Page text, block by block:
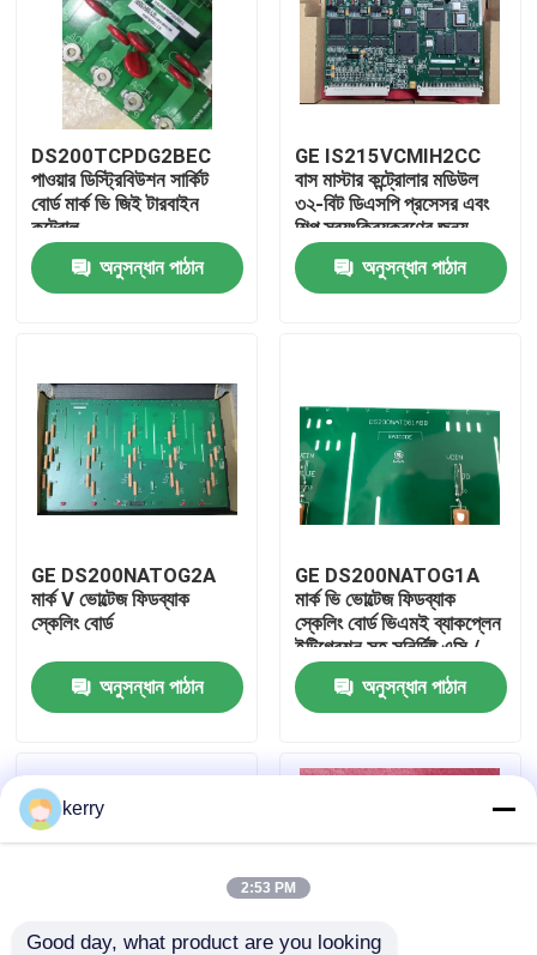
ভিডিও
আমাদের সম্পর্কে
কারখানা ভ্রমণ
মান নিয়ন্ত্রণ
আমাদের সাথে যোগাযোগ
ব্লগ
ABB 800xa
DS200TCPDG2BEC
পাওয়ার ডিস্ট্রিবিউশন সার্কিট
বোর্ড মার্ক ভি জিই টারবাইন
কন্ট্রোল
অনুসন্ধান পাঠান
GE IS215VCMIH2CC
বাস মাস্টার কন্ট্রোলার মডিউল
৩২-বিট ডিএসপি প্রসেসর এবং
শিল্প স্বয়ংক্রিয়করণের জন্য
আইওনেট ইথারনেট পোর্ট সহ
অনুসন্ধান পাঠান
GE DS200NATOG2A
মার্ক V ভোল্টেজ ফিডব্যাক
স্কেলিং বোর্ড
অনুসন্ধান পাঠান
GE DS200NATOG1A
মার্ক ভি ভোল্টেজ ফিডব্যাক
স্কেলিং বোর্ড ভিএমই ব্যাকপ্লেন
ইন্টিগ্রেশন সহ সুনির্দিষ্ট এসি /
ডিসি ভোল্টেজ হ্রাসের জন্য
অনুসন্ধান পাঠান
kerry
2:53 PM
Good day, what product are you looking